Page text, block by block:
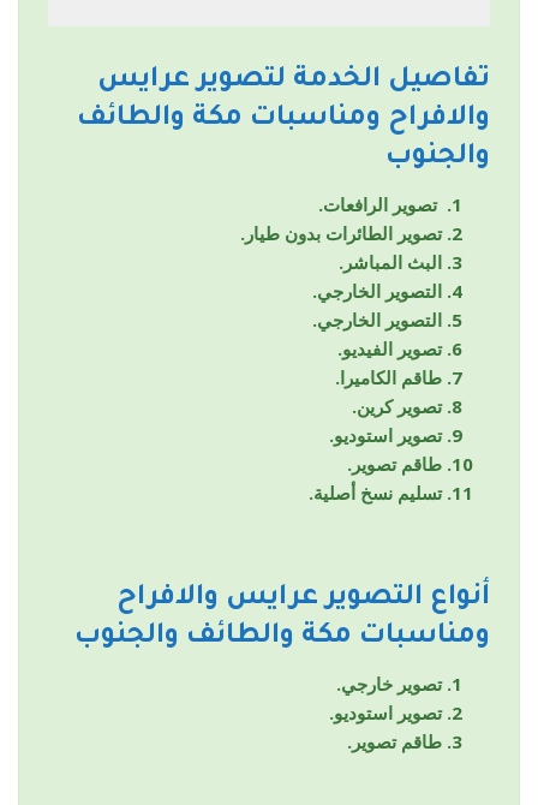
تفاصيل الخدمة لتصوير عرايس
والافراح ومناسبات مكة والطائف
والجنوب
تصوير الرافعات.
تصوير الطائرات بدون طيار.
البث المباشر.
التصوير الخارجي.
التصوير الخارجي.
تصوير الفيديو.
طاقم الكاميرا.
تصوير كرين.
تصوير استوديو.
طاقم تصوير.
تسليم نسخ أصلية.
أنواع التصوير عرايس والافراح
ومناسبات مكة والطائف والجنوب
تصوير خارجي.
تصوير استوديو.
طاقم تصوير.